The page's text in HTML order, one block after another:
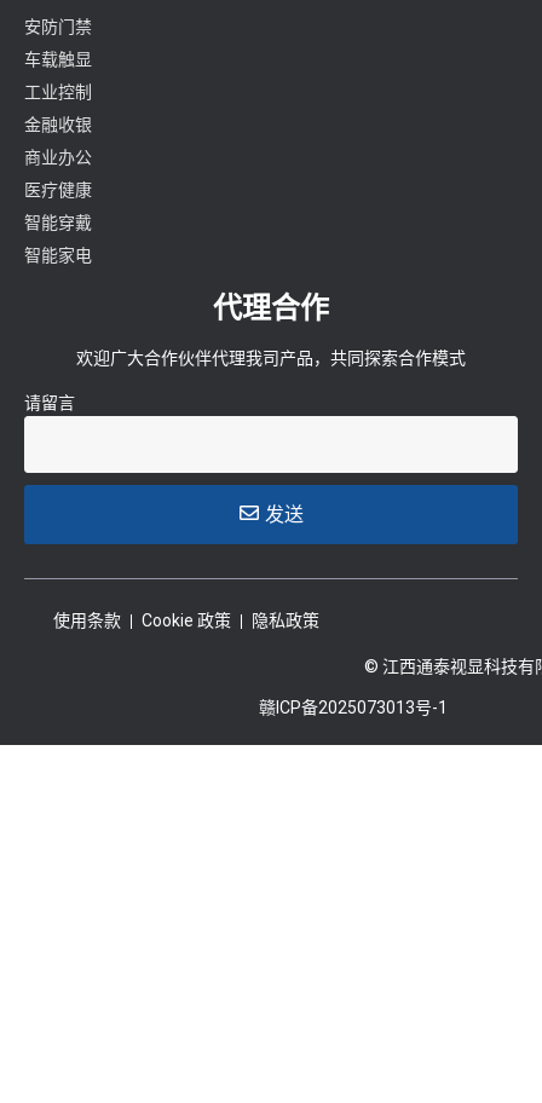
安防门禁
车载触显
工业控制
金融收银
商业办公
医疗健康
智能穿戴
智能家电
代理合作
欢迎广大合作伙伴代理我司产品，共同探索合作模式
请留言
发送
使用条款 Cookie 政策 隐私政策
© 江西通泰视显科技有
赣ICP备2025073013号-1